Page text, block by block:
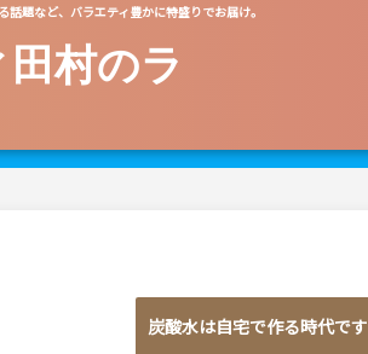
題など、バラエティ豊かに特盛りでお届け。
村のラ
炭酸水は自宅で作る時代です